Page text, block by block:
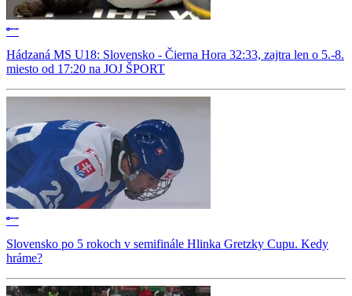
Hádzaná MS U18: Slovensko - Čierna Hora 32:33, zajtra len o 5.-8.
miesto od 17:20 na JOJ ŠPORT
Slovensko po 5 rokoch v semifinále Hlinka Gretzky Cupu. Kedy
hráme?